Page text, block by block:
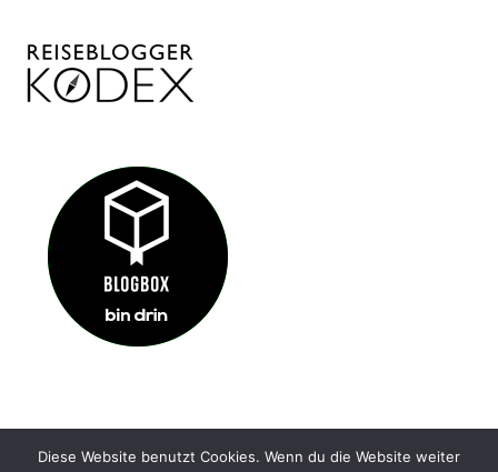
Diese Website benutzt Cookies. Wenn du die Website weiter